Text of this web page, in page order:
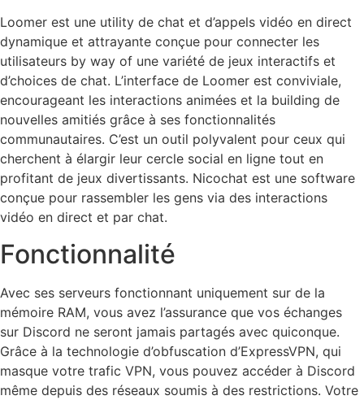
Loomer est une utility de chat et d’appels vidéo en direct
dynamique et attrayante conçue pour connecter les
utilisateurs by way of une variété de jeux interactifs et
d’choices de chat. L’interface de Loomer est conviviale,
encourageant les interactions animées et la building de
nouvelles amitiés grâce à ses fonctionnalités
communautaires. C’est un outil polyvalent pour ceux qui
cherchent à élargir leur cercle social en ligne tout en
profitant de jeux divertissants. Nicochat est une software
conçue pour rassembler les gens via des interactions
vidéo en direct et par chat.
Fonctionnalité
Avec ses serveurs fonctionnant uniquement sur de la
mémoire RAM, vous avez l’assurance que vos échanges
sur Discord ne seront jamais partagés avec quiconque.
Grâce à la technologie d’obfuscation d’ExpressVPN, qui
masque votre trafic VPN, vous pouvez accéder à Discord
même depuis des réseaux soumis à des restrictions. Votre